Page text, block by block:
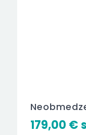
179,00 €